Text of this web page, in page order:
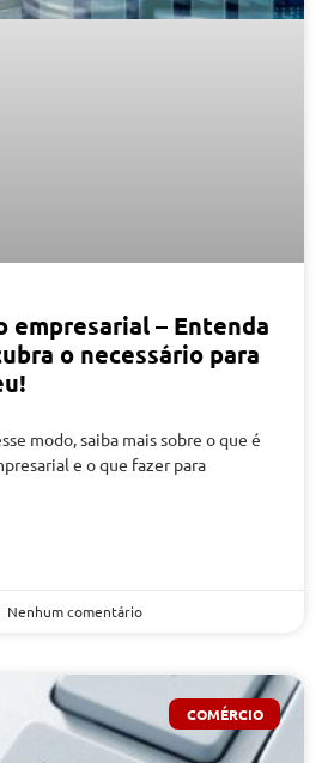
empresarial – Entenda
o necessário para
modo, saiba mais sobre o que é
e o que fazer para
Nenhum comentário
COMÉRCIO